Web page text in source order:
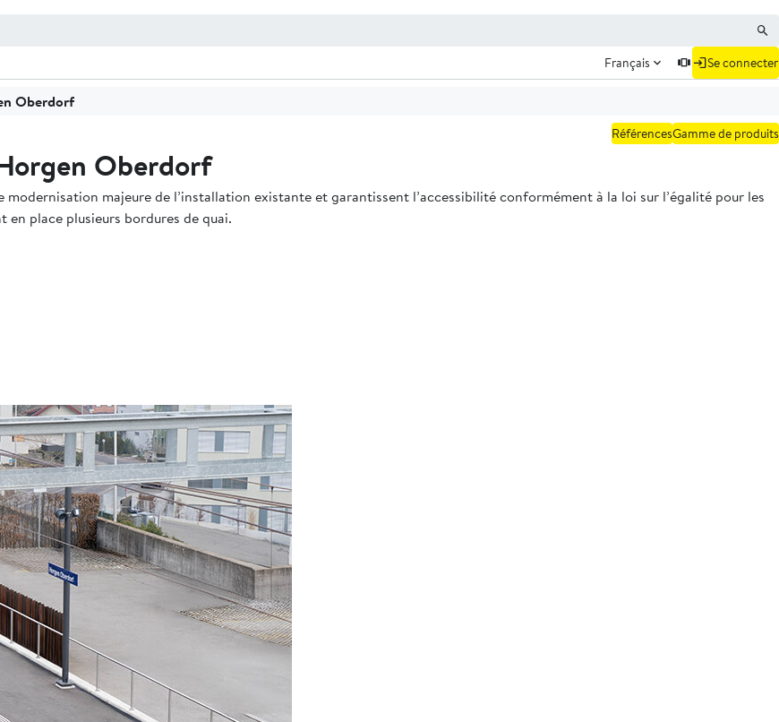
Français Se connecter
Oberdorf
RéférencesGamme de produits
Oberdorf
majeure de l’installation existante et garantissent l’accessibilité conformément à la loi sur l’égalité pour les
place plusieurs bordures de quai.